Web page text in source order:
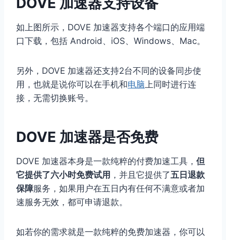
如上图所示，DOVE 加速器支持各个端口的应用端
口下载，包括 Android、iOS、Windows、Mac。
另外，DOVE 加速器还支持2台不同的设备同步使
用，也就是说你可以在手机和电脑上同时进行连
接，无需切换账号。
DOVE 加速器是否免费
DOVE 加速器本身是一款纯粹的付费加速工具， 但
它提供了六小时免费试用 ，并且它提供了五日退款
保障服务，如果用户在五日内有任何不满意或者加
速服务无效，都可申请退款。
如若你的需求就是一款纯粹的免费加速器，你可以